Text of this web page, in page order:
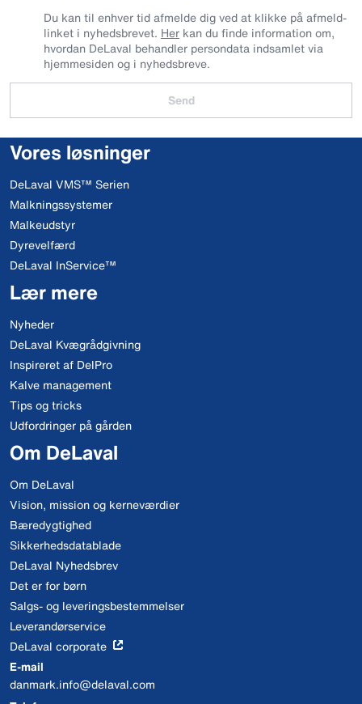
Du kan til enhver tid afmelde dig ved at klikke på afmeld-
linket i nyhedsbrevet. Her kan du finde information om,
hvordan DeLaval behandler persondata indsamlet via
hjemmesiden og i nyhedsbreve.
Send
Vores løsninger
DeLaval VMS™ Serien
Malkningssystemer
Malkeudstyr
Dyrevelfærd
DeLaval InService™
Lær mere
Nyheder
DeLaval Kvægrådgivning
Inspireret af DelPro
Kalve management
Tips og tricks
Udfordringer på gården
Om DeLaval
Om DeLaval
Vision, mission og kerneværdier
Bæredygtighed
Sikkerhedsdatablade
DeLaval Nyhedsbrev
Det er for børn
Salgs- og leveringsbestemmelser
Leverandørservice
DeLaval corporate
E-mail
danmark.info@delaval.com